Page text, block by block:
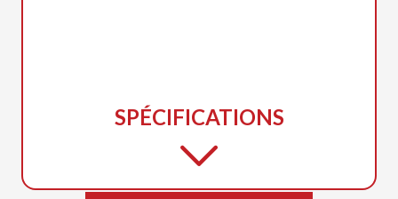
SPÉCIFICATIONS